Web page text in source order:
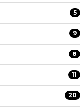
5
9
8
11
20